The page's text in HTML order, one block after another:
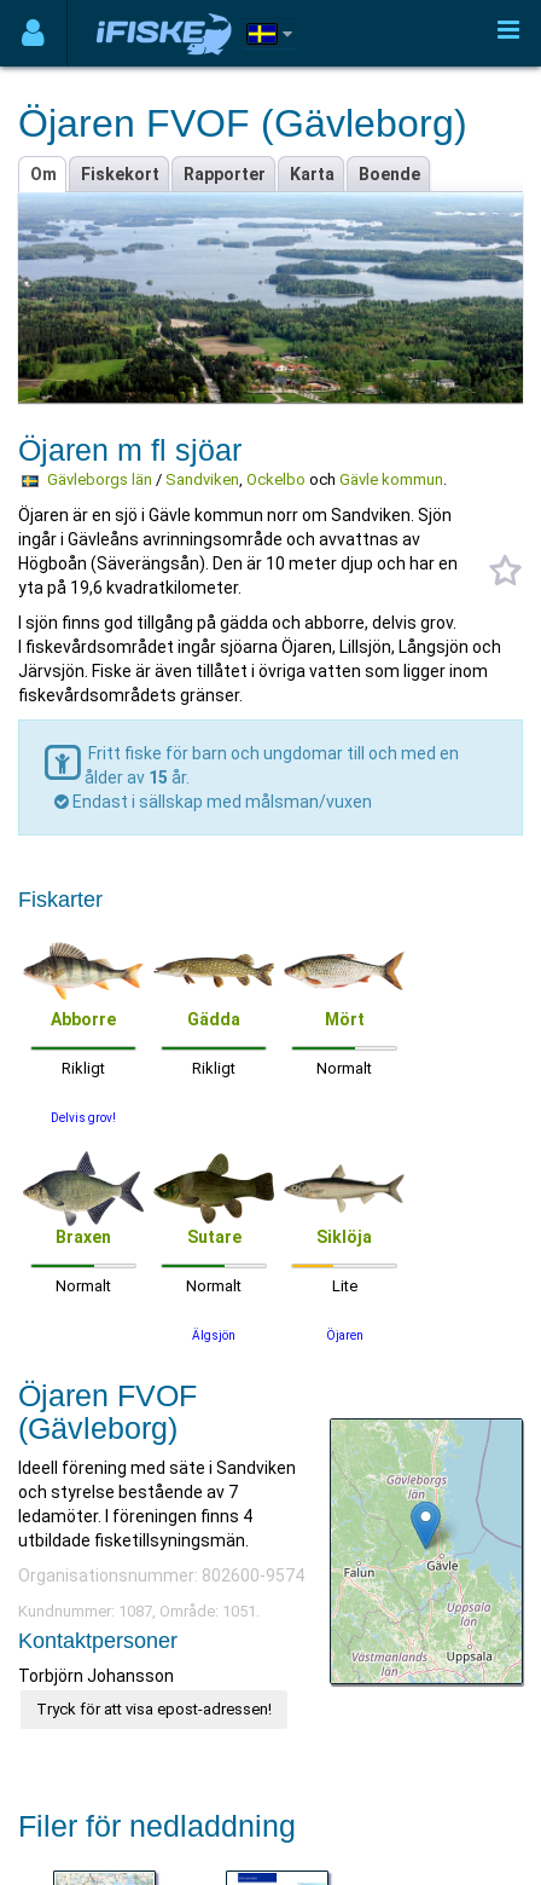
Öjaren FVOF (Gävleborg)
Om Fiskekort Rapporter Karta Boende
Öjaren m fl sjöar
Gävleborgs län / Sandviken, Ockelbo och Gävle kommun.
Öjaren är en sjö i Gävle kommun norr om Sandviken. Sjön
ingår i Gävleåns avrinningsområde och avvattnas av
Högboån (Säverängsån). Den är 10 meter djup och har en
yta på 19,6 kvadratkilometer.
I sjön finns god tillgång på gädda och abborre, delvis grov.
I fiskevårdsområdet ingår sjöarna Öjaren, Lillsjön, Långsjön och
Järvsjön. Fiske är även tillåtet i övriga vatten som ligger inom
fiskevårdsområdets gränser.
Fritt fiske för barn och ungdomar till och med en
ålder av 15 år.
Endast i sällskap med målsman/vuxen
Fiskarter
Abborre
Rikligt
Delvis grov!
Gädda
Rikligt
Mört
Normalt
Braxen
Normalt
Sutare
Normalt
Älgsjön
Siklöja
Lite
Öjaren
Öjaren FVOF
(Gävleborg)
Ideell förening med säte i Sandviken
och styrelse bestående av 7
ledamöter. I föreningen finns 4
utbildade fisketillsyningsmän.
Organisationsnummer: 802600-9574
Kundnummer: 1087, Område: 1051.
Kontaktpersoner
Torbjörn Johansson
Tryck för att visa epost-adressen!
Filer för nedladdning